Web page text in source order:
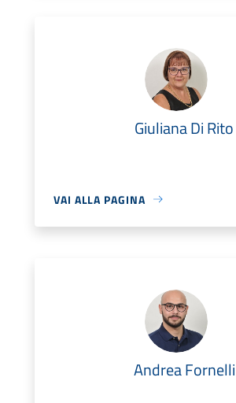
Giuliana Di Rito
VAI ALLA PAGINA
Andrea Fornelli